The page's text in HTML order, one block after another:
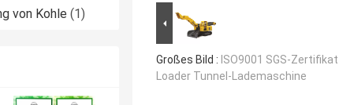
von Kohle (1)
Großes Bild : ISO9001 SGS-
Loader Tunnel-Lademaschine